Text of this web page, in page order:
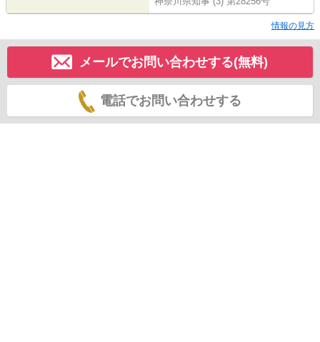
情報の見方
メールでお問い合わせする(無料)
電話でお問い合わせする